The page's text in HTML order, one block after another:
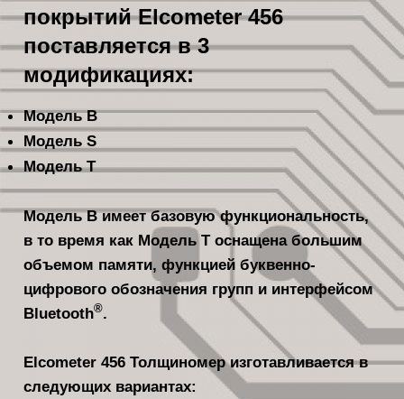
покрытий Elcometer 456
поставляется в 3
модификациях:
Модель B
Модель S
Модель T
Модель B имеет базовую функциональность,
в то время как Модель T оснащена большим
объемом памяти, функцией буквенно-
цифрового обозначения групп и интерфейсом
Bluetooth®.
Elcometer 456 Толщиномер изготавливается в
следующих вариантах: